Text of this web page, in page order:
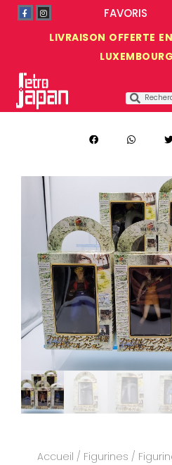
LIVRAISON OFFERTE
FAVORIS
Accueil / Figurines /